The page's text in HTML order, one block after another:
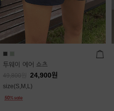
투웨이 에어 쇼츠
49,800 24,900원
size(S,M,L)